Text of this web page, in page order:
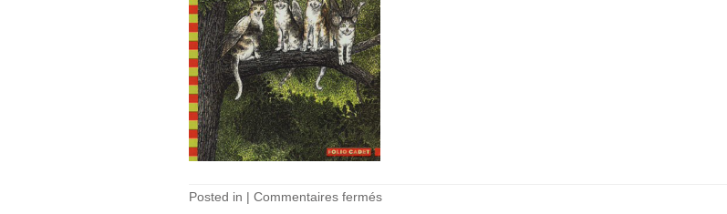
Posted in | Commentaires ferméssur